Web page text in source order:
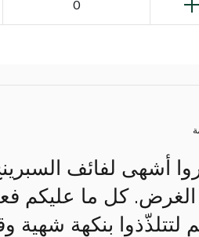
0
أشهى لفائف
الغرض. كل ما عليكم
لتتلذّذوا بنكهة